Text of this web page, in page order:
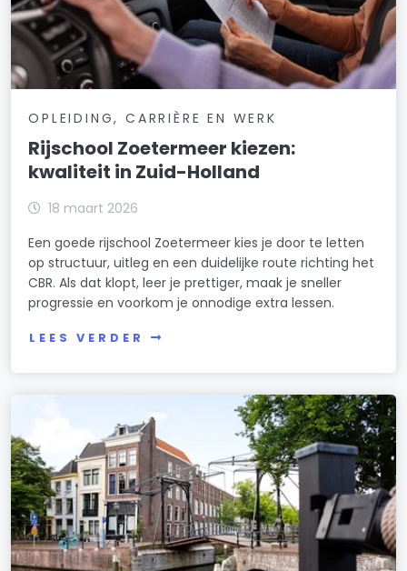
OPLEIDING, CARRIÈRE EN WERK
Rijschool Zoetermeer kiezen:
kwaliteit in Zuid-Holland
18 maart 2026
Een goede rijschool Zoetermeer kies je door te letten
op structuur, uitleg en een duidelijke route richting het
CBR. Als dat klopt, leer je prettiger, maak je sneller
progressie en voorkom je onnodige extra lessen.
LEES VERDER